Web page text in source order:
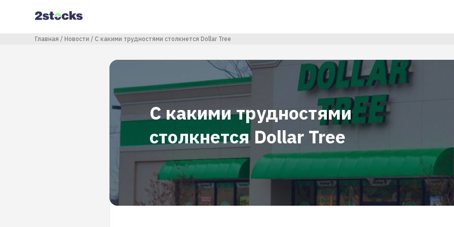
содержанию
Строка навигации
Главная Новости С какими трудностями столкнется Dollar Tree
С какими трудностями
столкнется Dollar Tree